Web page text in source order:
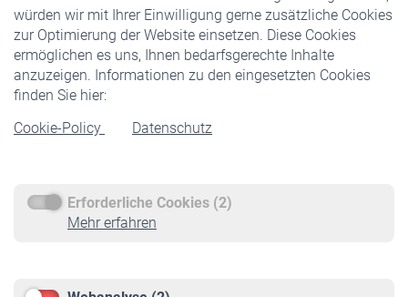
würden wir mit Ihrer Einwilligung gerne zusätzliche Cookies
zur Optimierung der Website einsetzen. Diese Cookies
ermöglichen es uns, Ihnen bedarfsgerechte Inhalte
anzuzeigen. Informationen zu den eingesetzten Cookies
finden Sie hier:
Cookie-Policy
Datenschutz
Erforderliche Cookies (2)
Mehr erfahren
Veranstaltungen
Rentner
Rentenbeginn
Rente beantragen
Service
Informationen